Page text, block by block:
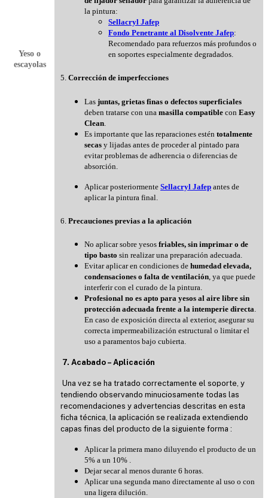
Yeso o
escayolas
la pintura:
Sellacryl Jafep
Fondo Penetrante al Disolvente Jafep:
Recomendado para refuerzos más profundos o
en soportes especialmente degradados.
5. Corrección de imperfecciones
Las juntas, grietas finas o defectos superficiales
deben tratarse con una masilla compatible con Easy
Clean
Es importante que las reparaciones estén totalmente
secas y lijadas antes de proceder al pintado para
evitar problemas de adherencia o diferencias de
absorción.
Aplicar posteriormente Sellacryl Jafep antes de
aplicar la pintura final.
6. Precauciones previas a la aplicación
No aplicar sobre yesos friables, sin imprimar o de
tipo basto sin realizar una preparación adecuada.
Evitar aplicar en condiciones de humedad elevada,
condensaciones o falta de ventilación, ya que puede
interferir con el curado de la pintura.
Profesional no es apto para yesos al aire libre sin
protección adecuada frente a la intemperie directa.
En caso de exposición directa al exterior, asegurar su
correcta impermeabilización estructural o limitar el
uso a paramentos bajo cubierta.
7. Acabado – Aplicación
Una vez se ha tratado correctamente el soporte, y
tendiendo observando minuciosamente todas las
recomendaciones y advertencias descritas en esta
ficha técnica, la aplicación se realizada extendiendo
capas finas del producto de la siguiente forma :
Aplicar la primera mano diluyendo el producto de un
5% a un 10% .
Dejar secar al menos durante 6 horas.
Aplicar una segunda mano directamente al uso o con
una ligera dilución.